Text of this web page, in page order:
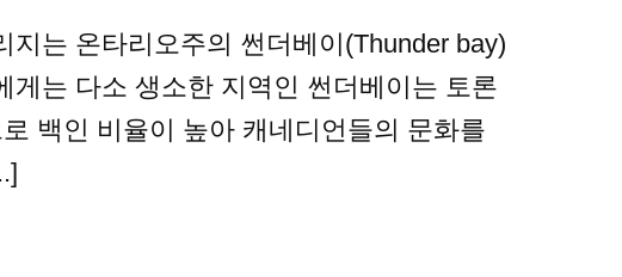
는 온타리오주의 썬더베이(Thunder bay)
는 다소 생소한 지역인 썬더베이는 토론
백인 비율이 높아 캐네디언들의 문화를